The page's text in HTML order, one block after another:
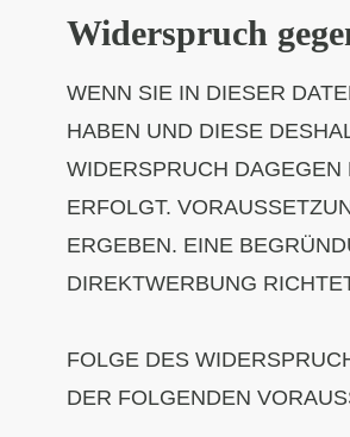
Widerspruch
WENN SIE IN DIESER
HABEN UND DIESE
WIDERSPRUCH
ERFOLGT.
ERGEBEN. EINE
DIREKTWERBUNG
FOLGE DES
DER FOLGENDEN